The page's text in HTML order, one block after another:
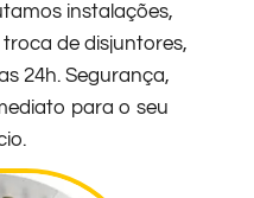
instalações,
de disjuntores,
24h. Segurança,
para o seu